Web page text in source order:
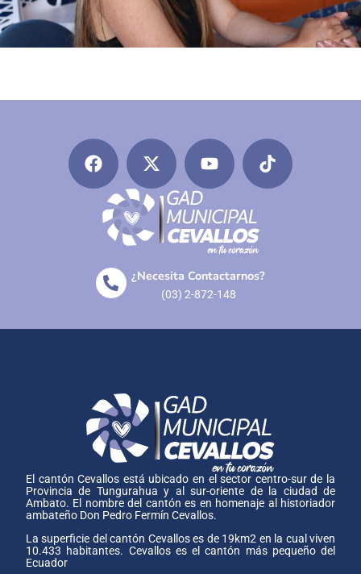
¿Necesita Contactarnos?
(03) 2-872-148
El cantón Cevallos está ubicado en el sector centro-sur de la
Provincia de Tungurahua y al sur-oriente de la ciudad de
Ambato. El nombre del cantón es en homenaje al historiador
ambateño Don Pedro Fermín Cevallos.
La superficie del cantón Cevallos es de 19km2 en la cual viven
10.433 habitantes. Cevallos es el cantón más pequeño del
Ecuador